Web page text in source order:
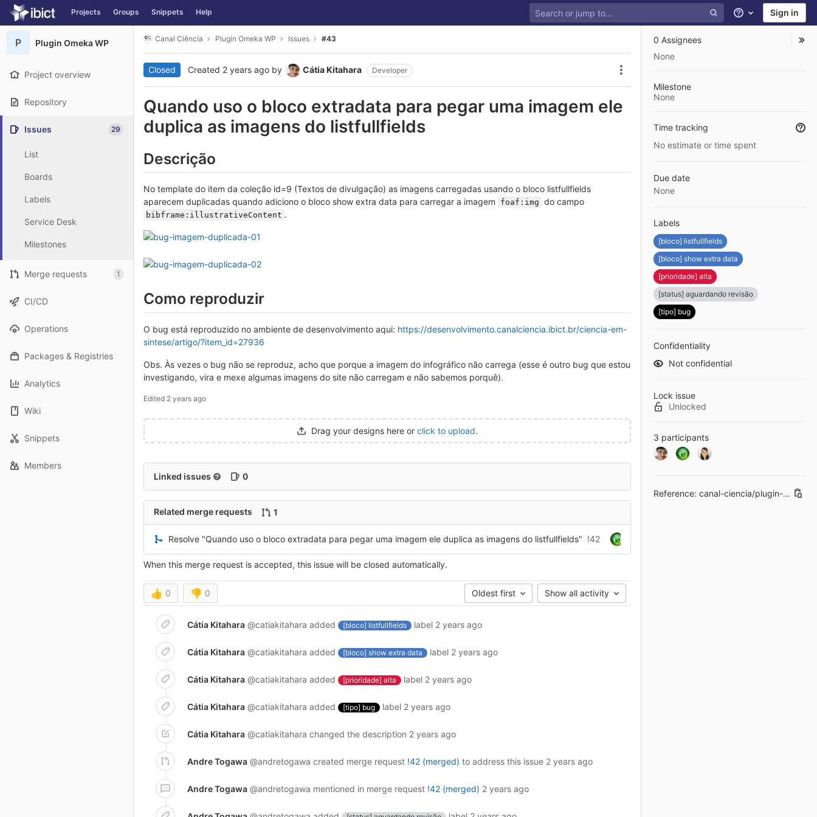
Skip to content
GitLab Projects Groups Snippets Help
Help Sign in
P Plugin Omeka WP
Project overview
Repository
Issues 29
List
Boards
Labels
Service Desk
Milestones
Merge requests 1
CI/CD
Operations
Packages & Registries
Analytics
Wiki
Snippets
Members
Canal Ciência Plugin Omeka WP Issues #43
Closed Created 2 years ago by Cátia Kitahara Developer Issue actions
Quando uso o bloco extradata para pegar uma imagem ele
duplica as imagens do listfullfields
Descrição
No template do item da coleção id=9 (Textos de divulgação) as imagens carregadas usando o bloco listfullfields
aparecem duplicadas quando adiciono o bloco show extra data para carregar a imagem
foaf:img do campo
bibframe:illustrativeContent .
Como reproduzir
O bug está reproduzido no ambiente de desenvolvimento aqui: https://desenvolvimento.canalciencia.ibict.br/ciencia-em-
sintese/artigo/?item_id=27936
Obs. Às vezes o bug não se reproduz, acho que porque a imagem do infográfico não carrega (esse é outro bug que estou
investigando, vira e mexe algumas imagens do site não carregam e não sabemos porquê).
Edited 2 years ago
Drag your designs here or click to upload.
Linked issues 0
Related merge requests 1
Resolve "Quando uso o bloco extradata para pegar uma imagem ele duplica as imagens do listfullfields" !42
When this merge request is accepted, this issue will be closed automatically.
👍 0 👎 0 Oldest first Show all activity
Cátia Kitahara @catiakitahara added [bloco] listfullfields label 2 years ago
Cátia Kitahara @catiakitahara added [bloco] show extra data label 2 years ago
Cátia Kitahara @catiakitahara added [prioridade] alta label 2 years ago
Cátia Kitahara @catiakitahara added [tipo] bug label 2 years ago
Cátia Kitahara @catiakitahara changed the description 2 years ago
Andre Togawa @andretogawa created merge request !42 (merged) to address this issue 2 years ago
Andre Togawa @andretogawa mentioned in merge request !42 (merged) 2 years ago
0 Assignees
None
Milestone
None
Time tracking
No estimate or time spent
Due date
None
Labels
[bloco] listfullfields
[bloco] show extra data
[prioridade] alta
[status] aguardando revisão
[tipo] bug
Confidentiality
Not confidential
Lock issue
Unlocked
3 participants
Reference: canal-ciencia/plugin-omeka-wp#43